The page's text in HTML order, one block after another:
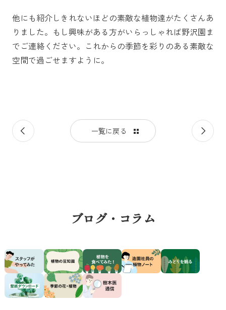
他にも紹介しきれないほどの素敵な植物達がたくさんあ
りました。もし興味がある方がいらっしゃれば野沢園ま
でご連絡ください。これからの季節を彩りのある素敵な
空間で過ごせますように。
前
の
一覧に戻る
次
の
ブログ・コラム